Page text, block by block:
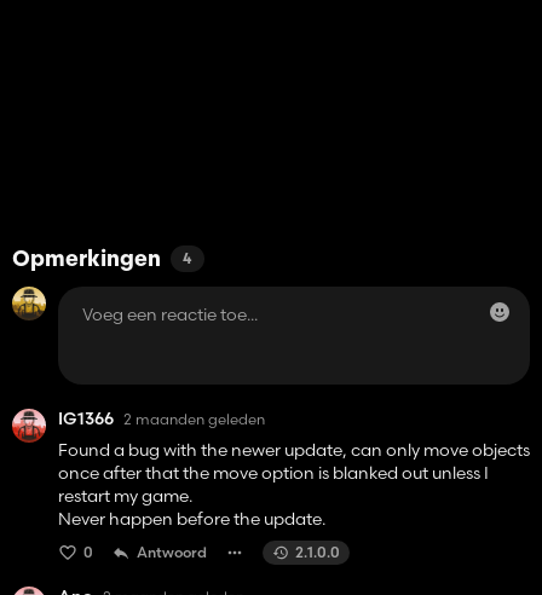
Opmerkingen 4
IG1366 2 maanden geleden
Found a bug with the newer update, can only move objects
once after that the move option is blanked out unless I
restart my game.
Never happen before the update.
0 Antwoord 2.1.0.0